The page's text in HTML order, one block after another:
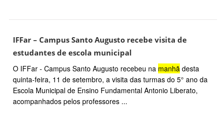
IFFar – Campus Santo Augusto recebe visita de
estudantes de escola municipal
O IFFar - Campus Santo Augusto recebeu na manhã desta
quinta-feira, 11 de setembro, a visita das turmas do 5° ano da
Escola Municipal de Ensino Fundamental Antonio Liberato,
acompanhados pelos professores ...